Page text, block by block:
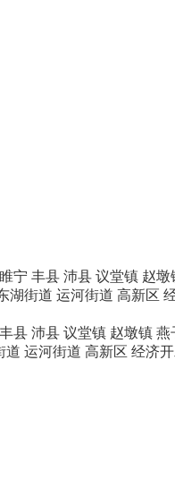
睢宁 丰县 沛县 议堂镇 赵墩
湖街道 运河街道 高新区
丰县 沛县 议堂镇 赵墩镇 燕
道 运河街道 高新区 经济